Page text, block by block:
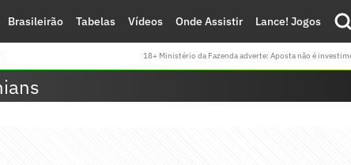
Brasileirão Tabelas Vídeos Onde Assistir Lance! Jogos
18+ Ministério da Fazenda adverte: Aposta não é